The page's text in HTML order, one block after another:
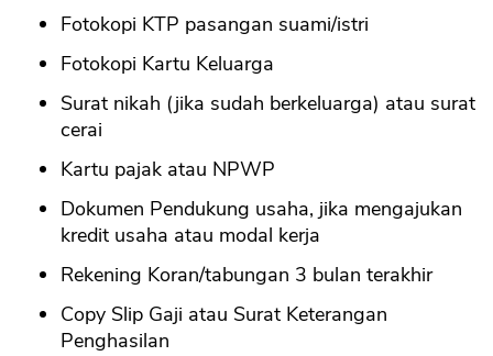
Fotokopi KTP pasangan suami/istri
Fotokopi Kartu Keluarga
Surat nikah (jika sudah berkeluarga) atau surat
cerai
Kartu pajak atau NPWP
Dokumen Pendukung usaha, jika mengajukan
kredit usaha atau modal kerja
Rekening Koran/tabungan 3 bulan terakhir
Copy Slip Gaji atau Surat Keterangan
Penghasilan